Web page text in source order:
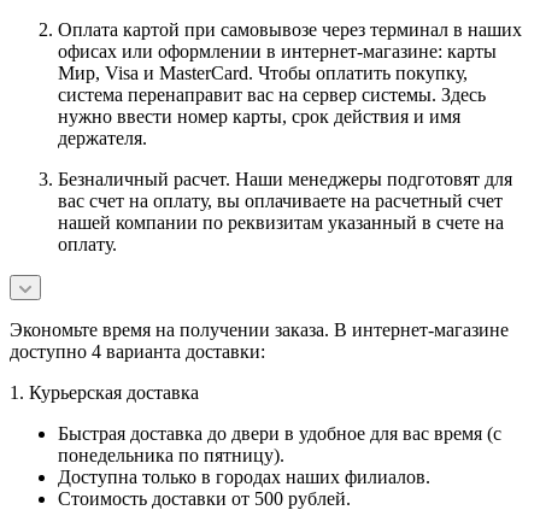
Оплата картой при самовывозе через терминал в наших
офисах или оформлении в интернет-магазине: карты
Мир, Visa и MasterCard. Чтобы оплатить покупку,
система перенаправит вас на сервер системы. Здесь
нужно ввести номер карты, срок действия и имя
держателя.
Безналичный расчет. Наши менеджеры подготовят для
вас счет на оплату, вы оплачиваете на расчетный счет
нашей компании по реквизитам указанный в счете на
оплату.
Экономьте время на получении заказа. В интернет-магазине
доступно 4 варианта доставки:
1. Курьерская доставка
Быстрая доставка до двери в удобное для вас время (с
понедельника по пятницу).
Доступна только в городах наших филиалов.
Стоимость доставки от 500 рублей.